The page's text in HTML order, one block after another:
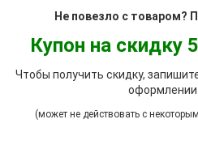
Не повезло с товаром?
Купон на скидку
Чтобы получить скидку,
оформлении
(может не действовать с